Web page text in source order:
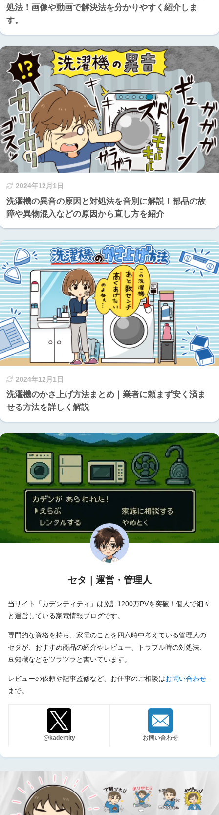
処法！画像や動画で解決法を分かりやすく紹介しま
す。
2024年12月1日
洗濯機の異音の原因と対処法を音別に解説！部品の故
障や異物混入などの原因から直し方を紹介
2024年12月1日
洗濯機のかさ上げ方法まとめ｜業者に頼まず安く済ま
せる方法を詳しく解説
セタ｜運営・管理人
当サイト「カデンティティ」は累計1200万PVを突破！個人で細々
と運営している家電情報ブログです。
専門的な資格を持ち、家電のことを四六時中考えている管理人の
セタが、おすすめ商品の紹介やレビュー、トラブル時の対処法、
豆知識などをツラツラと書いています。
レビューの依頼や記事監修など、お仕事のご相談はお問い合わせ
まで。
@kadentity お問い合わせ